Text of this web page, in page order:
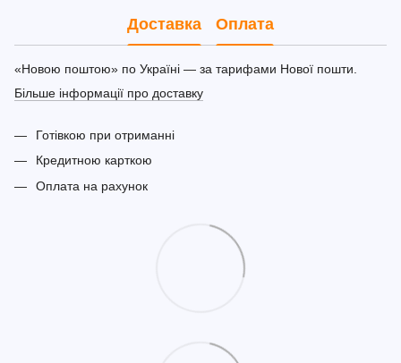
Доставка Оплата
«Новою поштою» по Україні — за тарифами Нової пошти.
Більше інформації про доставку
Готівкою при отриманні
Кредитною карткою
Оплата на рахунок